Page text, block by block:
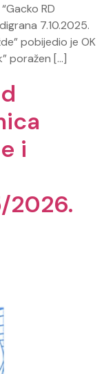
RD
7.10.2025.
pobijedio je OK
poražen […]
i
2026.